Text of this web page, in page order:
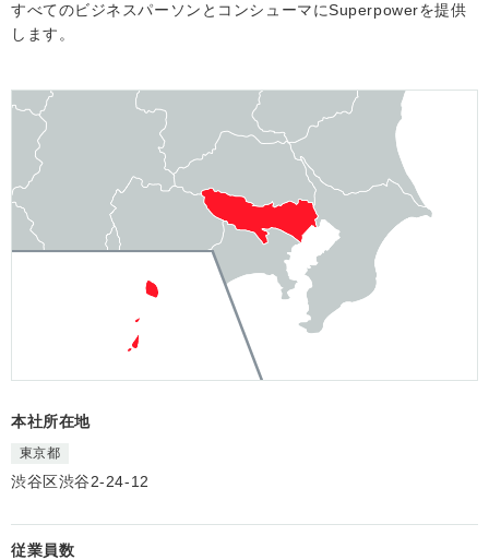
すべてのビジネスパーソンとコンシューマにSuperpowerを提供
します。
本社所在地
東京都
渋谷区渋谷2-24-12
従業員数